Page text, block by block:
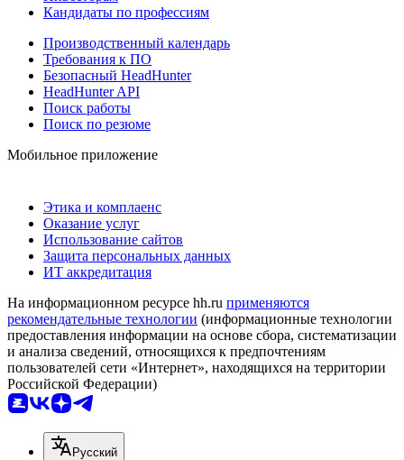
Кандидаты по профессиям
Производственный календарь
Требования к ПО
Безопасный HeadHunter
HeadHunter API
Поиск работы
Поиск по резюме
Мобильное приложение
Этика и комплаенс
Оказание услуг
Использование сайтов
Защита персональных данных
ИТ аккредитация
На информационном ресурсе hh.ru применяются
рекомендательные технологии (информационные технологии
предоставления информации на основе сбора, систематизации
и анализа сведений, относящихся к предпочтениям
пользователей сети «Интернет», находящихся на территории
Российской Федерации)
Русский